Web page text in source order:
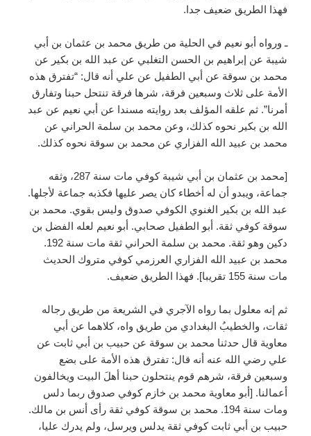
فهذا الطريق ضعيف جدا.
ـ ورواه أبو نعيم في الحلية من طريق محمد بن عثمان بن أبي
شيبة عن إبراهيم بن الحسن التغلبي عن عبد الله بن بكير عن
محمد بن سوقة عن أبي الطفيل عن علي أنه قال: “تفترق هذه
الأمة على ثلاث وسبعين فرقة، شرها فرقة تنتحل حبنا وتفارق
أمرنا”. ثم علقه المؤلف بعد روايته مسندا عن أبي نعيم عن عبد
الله بن بكير نحوه كذلك، وعن محمد بن سلمة الحراني عن
محمد بن عبيد الله الفزاري عن محمد بن سوقة نحوه كذلك.
[محمد بن عثمان بن أبي شيبة كوفي مات سنة 287، وثقه
جماعة، ويبدو أن له أخطاء كان يصر عليها فكذبه جماعة لأجلها.
عبد الله بن بكير الغنوي الكوفي صدوق وليس بقوي. محمد بن
سوقة كوفي ثقة. أبو الطفيل صحابي. أبو نعيم لعله الفضل بن
دكين وهو ثقة. محمد بن سلمة الحراني ثقة مات سنة 192.
محمد بن عبيد الله الفزاري العرزمي كوفي متروك الحديث
مات سنة 155 تقريبا]. فهذا الطريق ضعيف.
ثم إنه معلول بما رواه الآجري في الشريعة من طريق رجاله
ثقات، والخطيبُ البغدادي من طريق واه، كلاهما عن أبي
معاوية قال حدثنا محمد بن سوقة عن حبيب بن أبي ثابت عن
علي رضي الله عنه أنه قال: تفترق هذه الأمة على بضع
وسبعين فرقة، شرهم قوم ينتحلون حبنا أهلَ البيت ويخالفون
أعمالنا. [أبو معاوية محمد بن خازم كوفي صدوق ربما دلس
ومات سنة 194. محمد بن سوقة كوفي ثقة رأى أنس بن مالك.
حبيب بن أبي ثابت كوفي ثقة يدلس ويرسل، ولم يدرك عليا،